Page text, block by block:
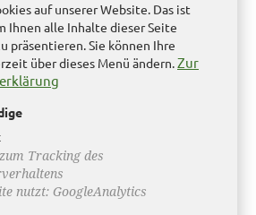
Uhr & 14.00 Uhr bis 16.00 Uhr
Büddenstedt
Uhr
auf unserer Website. Das ist
Ihnen alle Inhalte dieser Seite
präsentieren. Sie können Ihre
über dieses Menü ändern.Zur
Tracking des
nutzt: GoogleAnalytics